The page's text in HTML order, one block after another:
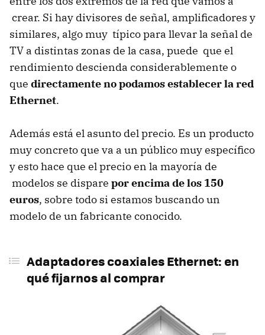
crear. Si hay divisores de señal, amplificadores y
similares, algo muy típico para llevar la señal de
TV a distintas zonas de la casa, puede que el
rendimiento descienda considerablemente o
que directamente no podamos establecer la red
Ethernet.
Además está el asunto del precio. Es un producto
muy concreto que va a un público muy específico
y esto hace que el precio en la mayoría de
modelos se dispare por encima de los 150
euros, sobre todo si estamos buscando un
modelo de un fabricante conocido.
Adaptadores coaxiales Ethernet: en
qué fijarnos al comprar